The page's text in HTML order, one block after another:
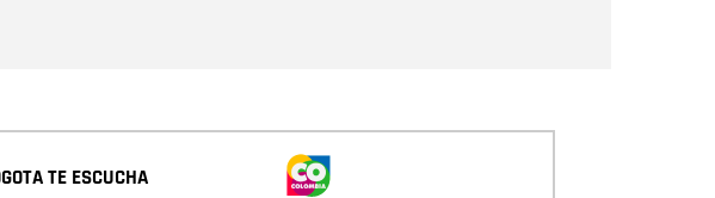
TE ESCUCHA